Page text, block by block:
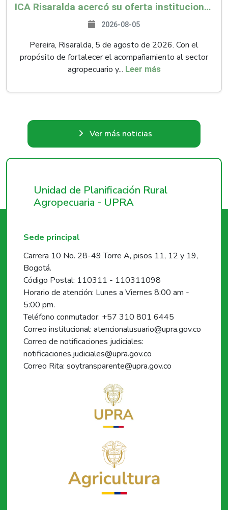
ICA Risaralda acercó su oferta institucional a productores y emprendedores en Expocamello
2026-08-05
Pereira, Risaralda, 5 de agosto de 2026. Con el
propósito de fortalecer el acompañamiento al sector
agropecuario y... Leer más
Ver más noticias
Unidad de Planificación Rural
Agropecuaria - UPRA
Sede principal
Carrera 10 No. 28-49 Torre A, pisos 11, 12 y 19,
Bogotá.
Código Postal: 110311 - 110311098
Horario de atención: Lunes a Viernes 8:00 am -
5:00 pm.
Teléfono conmutador: +57 310 801 6445
Correo institucional: atencionalusuario@upra.gov.co
Correo de notificaciones judiciales:
notificaciones.judiciales@upra.gov.co
Correo Rita: soytransparente@upra.gov.co